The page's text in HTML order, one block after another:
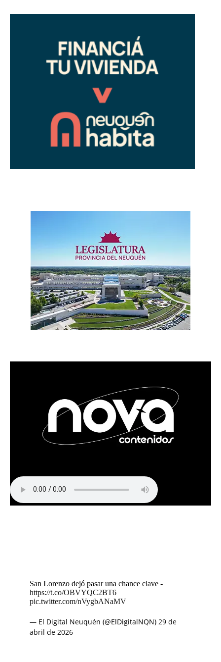
San Lorenzo dejó pasar una chance clave -
https://t.co/OBVYQC2BT6
pic.twitter.com/nVygbANaMV
— El Digital Neuquén (@ElDigitalNQN) 29 de
abril de 2026